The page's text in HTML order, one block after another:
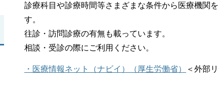
診療科目や診療時間等さまざまな条件から医療機関
す。
往診・訪問診療の有無も載っています。
相談・受診の際にご利用ください。
・医療情報ネット（ナビイ）（厚生労働省） ＜外部